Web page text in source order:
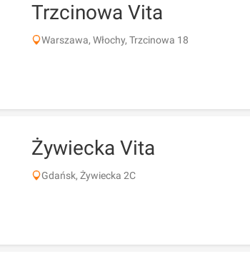
Trzcinowa Vita
Warszawa, Włochy, Trzcinowa 18
Żywiecka Vita
Gdańsk, Żywiecka 2C